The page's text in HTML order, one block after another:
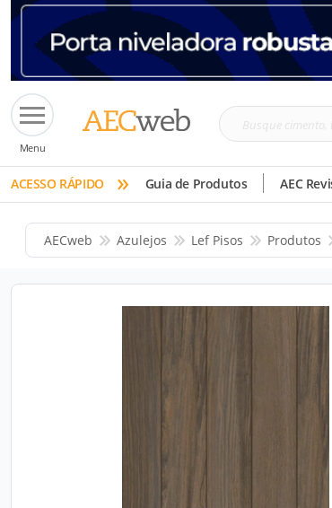
Menu
Busque
tinta,
etc
ACESSO RÁPIDO » Guia de Produtos AEC
AECweb Azulejos Lef Pisos Produtos